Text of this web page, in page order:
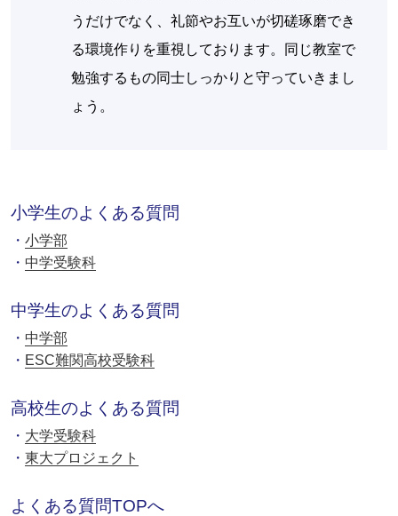
うだけでなく、礼節やお互いが切磋琢磨でき
る環境作りを重視しております。同じ教室で
勉強するもの同士しっかりと守っていきまし
ょう。
小学生のよくある質問
小学部
中学受験科
中学生のよくある質問
中学部
ESC難関高校受験科
高校生のよくある質問
大学受験科
東大プロジェクト
よくある質問TOPへ